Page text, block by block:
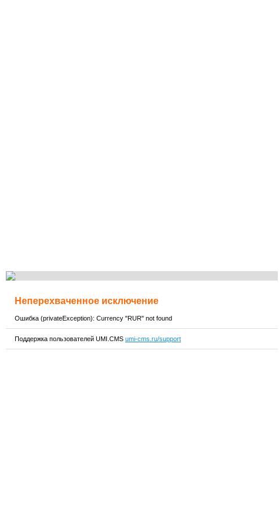
Неперехваченное исключение
Ошибка (privateException): Currency "RUR" not found
Поддержка пользователей UMI.CMS umi-cms.ru/support